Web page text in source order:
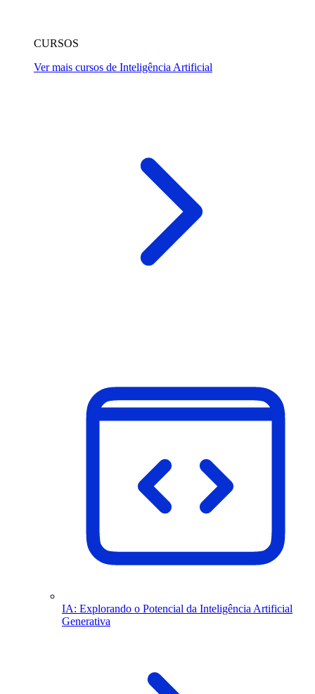
CURSOS
Ver mais cursos de Inteligência Artificial
IA: Explorando o Potencial da Inteligência Artificial
Generativa